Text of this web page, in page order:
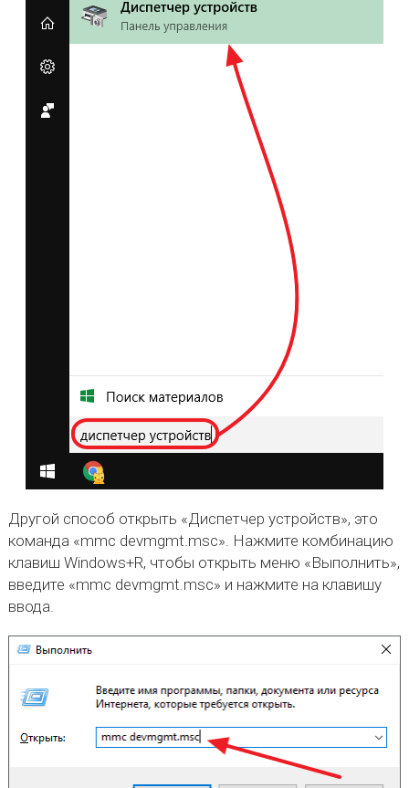
Другой способ открыть «Диспетчер устройств», это
команда «mmc devmgmt.msc». Нажмите комбинацию
клавиш Windows+R, чтобы открыть меню «Выполнить»,
введите «mmc devmgmt.msc» и нажмите на клавишу
ввода.